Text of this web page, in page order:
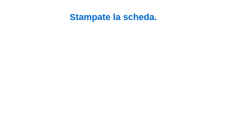
Stampate la scheda.